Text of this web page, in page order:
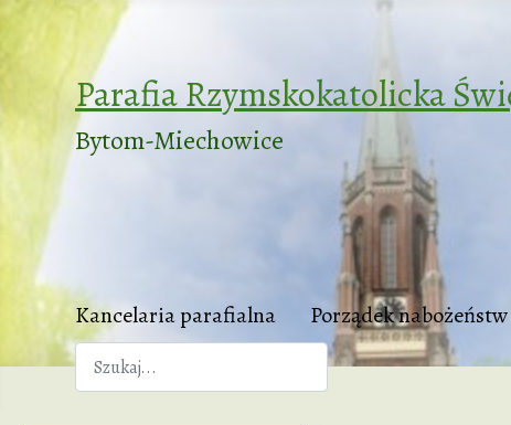
Parafia Rzymskokatolicka
Bytom-Miechowice
Kancelaria parafialna Porządek nabożeństw
Szukaj